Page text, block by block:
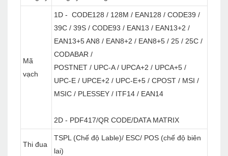
Mã
vạch
1D - CODE128 / 128M / EAN128 / CODE39 /
39C / 39S / CODE93 / EAN13 / EAN13+2 /
EAN13+5 AN8 / EAN8+2 / EAN8+5 / 25 / 25C /
CODABAR /
POSTNET / UPC-A / UPCA+2 / UPCA+5 /
UPC-E / UPCE+2 / UPC-E+5 / CPOST / MSI /
MSIC / PLESSEY / ITF14 / EAN14
2D - PDF417/QR CODE/DATA MATRIX
Thi đua
TSPL (Chế độ Lable)/ ESC/ POS (chế độ biên
lai)